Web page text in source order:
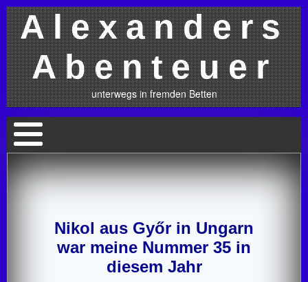
Alexanders
Abenteuer
unterwegs in fremden Betten
Nikol aus Győr in Ungarn
war meine Nummer 35 in
diesem Jahr